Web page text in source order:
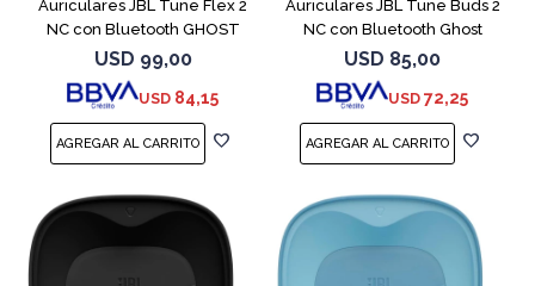
Auriculares JBL Tune Flex 2
NC con Bluetooth GHOST
EDITION
USD 99,00
USD 84,15
Auriculares JBL Tune Buds 2
NC con Bluetooth Ghost
USD 85,00
USD 72,25